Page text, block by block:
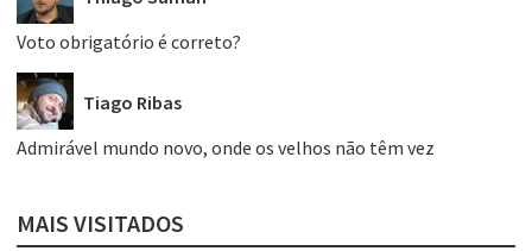
Voto obrigatório é correto?
Tiago Ribas
Admirável mundo novo, onde os velhos não têm vez
MAIS VISITADOS